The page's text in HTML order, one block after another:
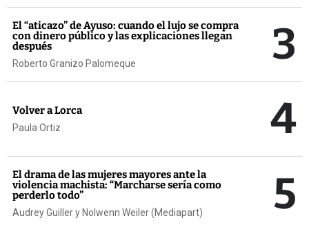
El “aticazo” de Ayuso: cuando el lujo se compra
con dinero público y las explicaciones llegan
después
Roberto Granizo Palomeque 3
Volver a Lorca
Paula Ortiz 4
El drama de las mujeres mayores ante la
violencia machista: “Marcharse sería como
perderlo todo”
Audrey Guiller y Nolwenn Weiler (Mediapart) 5